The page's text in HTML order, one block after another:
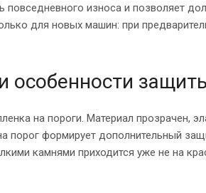
износа и позволяет
для новых машин: при
особенности
на пороги. Материал прозрачен,
порог формирует дополнительный
камнями приходится уже не на